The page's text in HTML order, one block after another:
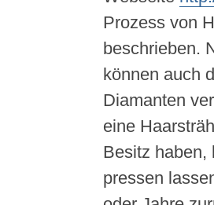
Prozess von
beschrieben.
können auch
Diamanten
eine
Besitz haben,
pressen